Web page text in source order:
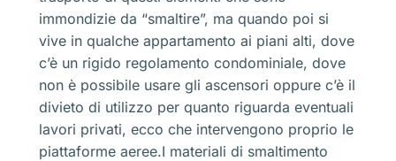
immondizie da “smaltire”, ma quando poi si
vive in qualche appartamento ai piani alti, dove
c’è un rigido regolamento condominiale, dove
non è possibile usare gli ascensori oppure c’è il
divieto di utilizzo per quanto riguarda eventuali
lavori privati, ecco che intervengono proprio le
piattaforme aeree.I materiali di smaltimento